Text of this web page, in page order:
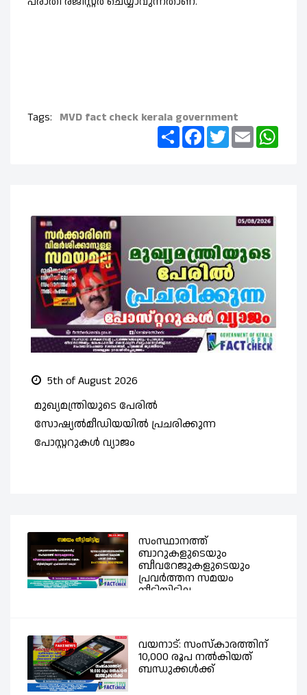
Tags: MVD fact check kerala government
ShareFacebookTwitterEmail
5th of August 2026
മുഖ്യമന്ത്രിയുടെ പേരിൽ
സോഷ്യൽമീഡിയയിൽ പ്രചരിക്കുന്ന
പോസ്റ്ററുകൾ വ്യാജം
സംസ്ഥാനത്ത്
ബാറുകളുടെയും
ബീവറേജുകളുടെയും
പ്രവര്‍ത്തന സമയം
നീട്ടിയിട്ടില്ല -...
വയനാട്: സംസ്കാരത്തിന്
10,000 രൂപ നൽകിയത്
ബന്ധുക്കൾക്ക്